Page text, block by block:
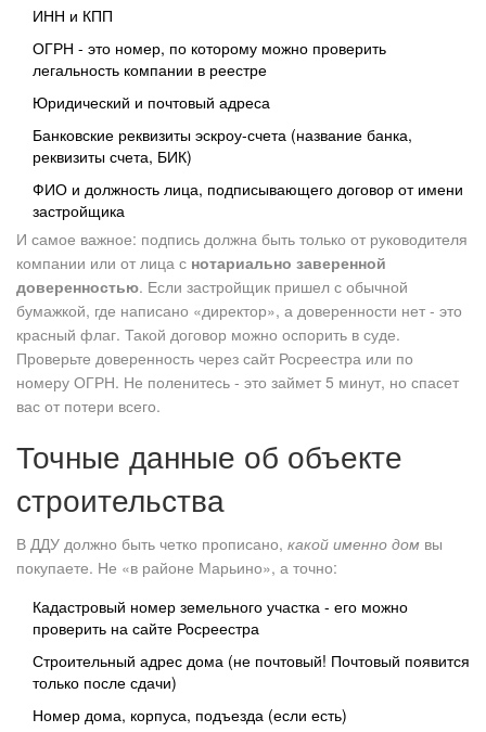
ИНН и КПП
ОГРН - это номер, по которому можно проверить
легальность компании в реестре
Юридический и почтовый адреса
Банковские реквизиты эскроу-счета (название банка,
реквизиты счета, БИК)
ФИО и должность лица, подписывающего договор от имени
застройщика
И самое важное: подпись должна быть только от руководителя
компании или от лица с нотариально заверенной
доверенностью. Если застройщик пришел с обычной
бумажкой, где написано «директор», а доверенности нет - это
красный флаг. Такой договор можно оспорить в суде.
Проверьте доверенность через сайт Росреестра или по
номеру ОГРН. Не поленитесь - это займет 5 минут, но спасет
вас от потери всего.
Точные данные об объекте
строительства
В ДДУ должно быть четко прописано, какой именно дом вы
покупаете. Не «в районе Марьино», а точно:
Кадастровый номер земельного участка - его можно
проверить на сайте Росреестра
Строительный адрес дома (не почтовый! Почтовый появится
только после сдачи)
Номер дома, корпуса, подъезда (если есть)